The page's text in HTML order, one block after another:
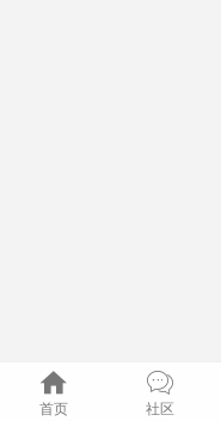

首页

社区